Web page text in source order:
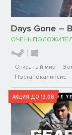
Days Gone –
ОЧЕНЬ
Открытый мир
Постапокалипсис
АКЦИЯ ДО 13.08